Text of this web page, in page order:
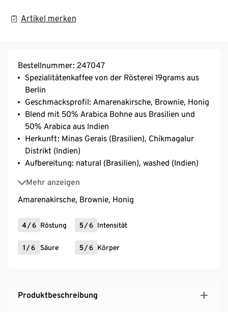
Artikel merken
Bestellnummer: 247047
Spezialitätenkaffee von der Rösterei 19grams aus
Berlin
Geschmacksprofil: Amarenakirsche, Brownie, Honig
Blend mit 50% Arabica Bohne aus Brasilien und
50% Arabica aus Indien
Herkunft: Minas Gerais (Brasilien), Chikmagalur
Distrikt (Indien)
Aufbereitung: natural (Brasilien), washed (Indien)
Mehr anzeigen
Varietät: Yellow Bourbon (Brasilien), Selection 795
Erhältlich als „Alltagsheld“ oder „Alltagsheldin“ –
Perfekt auch als Geschenk für eine*n Held*in des
Amarenakirsche, Brownie, Honig
4/6 Röstung 5 /6 Intensität
1 /6 Säure 5 /6 Körper
Produktbeschreibung